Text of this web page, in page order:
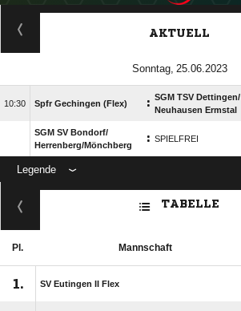
ANZEIGE
AKTUELL
 
 Spfr Gechingen (Flex) : SGM TSV Dettingen/​
Neuhausen Ermstal
SGM SV Bondorf/​
Herrenberg/​Mönchberg
: SPIELFREI
Legende
ANZEIGE
TABELLE
Pl. Mannschaft
1. SV Eutingen II Flex